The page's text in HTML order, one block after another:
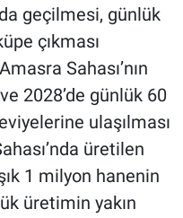
geçilmesi, günlük
çıkması
Sahası’nın
2028’de günlük 60
ulaşılması
üretilen
1 milyon hanenin
üretimin yakın